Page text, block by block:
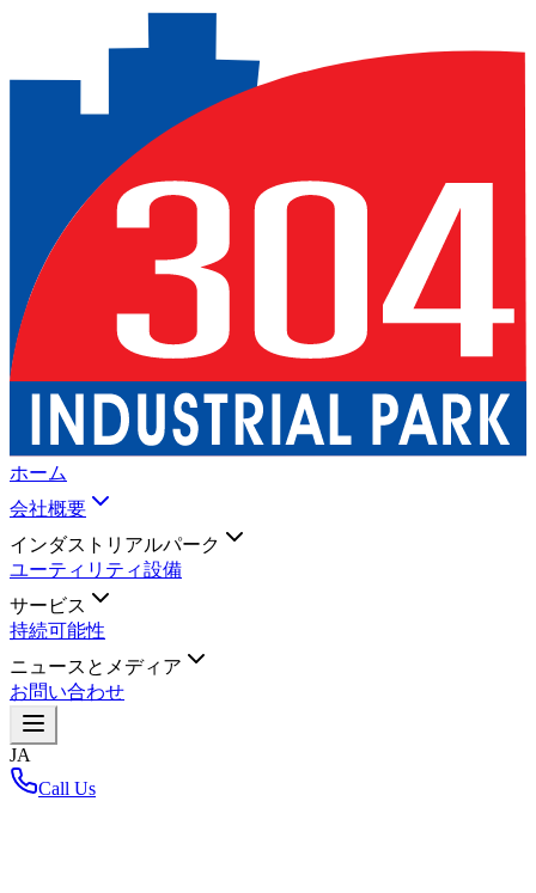
ホーム
会社概要
インダストリアルパーク
ユーティリティ設備
サービス
持続可能性
ニュースとメディア
お問い合わせ
JA
Call Us